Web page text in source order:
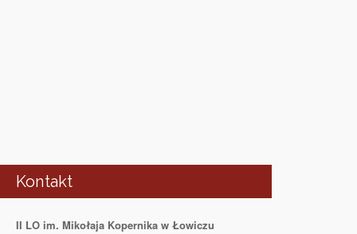
Kontakt
II LO im. Mikołaja Kopernika w Łowiczu